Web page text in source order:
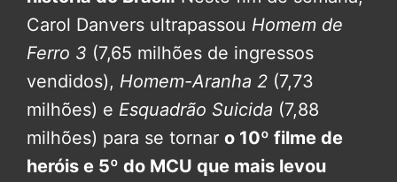
Carol Danvers ultrapassou Homem de
Ferro 3 (7,65 milhões de ingressos
vendidos), Homem-Aranha 2 (7,73
milhões) e Esquadrão Suicida (7,88
milhões) para se tornar o 10º filme de
heróis e 5º do MCU que mais levou